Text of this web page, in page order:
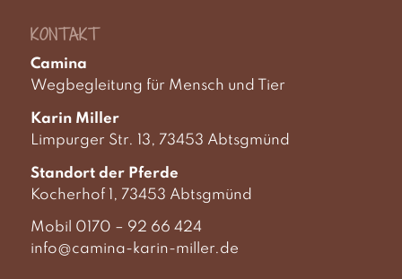
KONTAKT
Camina
Wegbegleitung für Mensch und Tier
Karin Miller
Limpurger Str. 13, 73453 Abtsgmünd
Standort der Pferde
Kocherhof 1, 73453 Abtsgmünd
Mobil 0170 – 92 66 424
info@camina-karin-miller.de